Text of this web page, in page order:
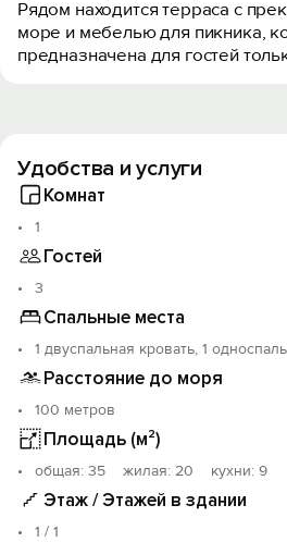
Рядом находится терраса с
море и мебелью для пикника,
предназначена для гостей
Удобства и услуги
Комнат
1
Гостей
3
Спальные места
1 двуспальная кровать, 1
Расстояние до моря
100 метров
Площадь (м²)
oбщая: 35 жилая: 20 кухни: 9
Этаж / Этажей в здании
1 / 1